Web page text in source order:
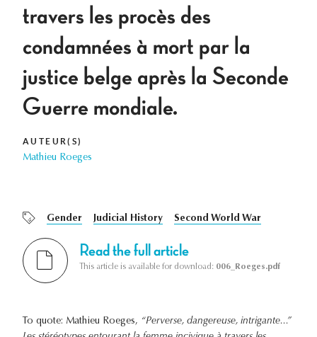
travers les procès des
condamnées à mort par la
justice belge après la Seconde
Guerre mondiale.
AUTEUR(S)
Mathieu Roeges
Gender Judicial History Second World War
Read the full article
This article is available for download: 006_Roeges.pdf
To quote: Mathieu Roeges, “Perverse, dangereuse, intrigante...”